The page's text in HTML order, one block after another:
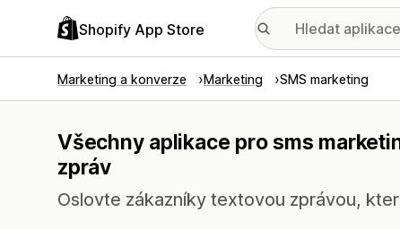
Shopify App Store
Marketing a konverze Marketing SMS marketing
Všechny aplikace pro sms
zpráv
Oslovte zákazníky textovou zprávou,